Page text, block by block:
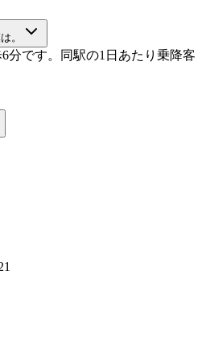
。
分です。同駅の1日あたり乗降客